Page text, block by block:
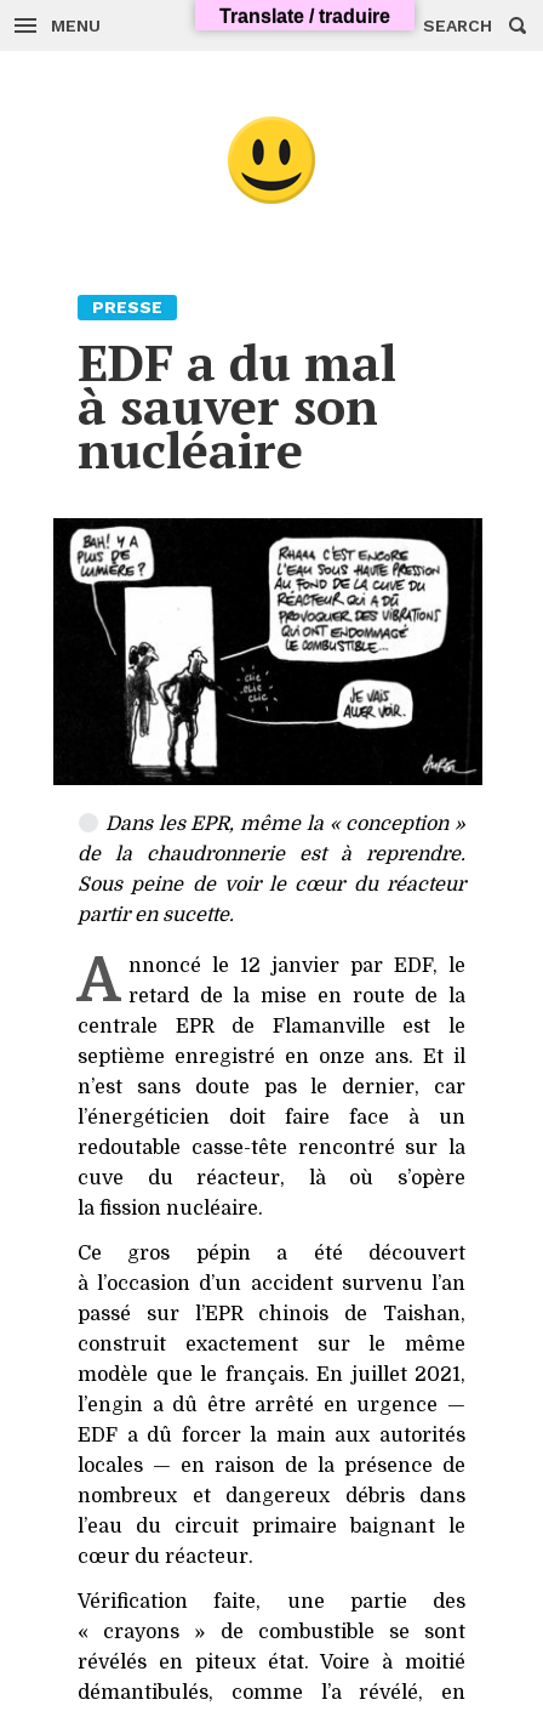
to
MENU SEARCH
PRESSE
EDF a du mal
à sauver son
nucléaire
Dans lesEPR, même la « conception »
de la chaudronnerie est à reprendre.
Sous peine de voir le cœur du réacteur
partir en sucette.
A nnoncé le 12 janvier par EDF, le
retard de la mise en route de la
centrale EPRde Flamanville est le
septième enregistré en onze ans. Et il
n’est sans doute pas le dernier, car
l’énergéticien doit faire face à un
redoutable casse-tête rencontré sur la
cuve du réacteur, là où s’opère
la fission nucléaire.
Ce gros pépin a été découvert
à l’occasion d’un accident survenu l’an
passé sur l’EPR chinois de Taishan,
construit exactement sur le même
modèle que le français. En juillet 2021,
l’engin a dû être arrêté en urgence —
EDF a dû forcer la main aux autorités
locales — en raison de la présence de
nombreux et dangereux débris dans
l’eau du circuit primaire baignant le
cœur du réacteur.
Vérification faite, une partie des
« crayons » de combustible se sont
révélés en piteux état. Voire à moitié
démantibulés, comme l’a révélé, en
Translate / traduire